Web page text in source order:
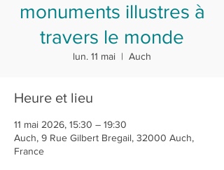
monuments illustres à
travers le monde
lun. 11 mai
  |
Auch
Heure et lieu
11 mai 2026, 15:30 – 19:30
Auch, 9 Rue Gilbert Bregail, 32000 Auch,
France